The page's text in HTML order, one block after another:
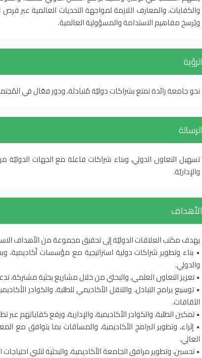
والكفايات، والمعارف اللازمة لمواجهة التحديات العالمية عبر فرص
ويُرسخ مفاهيم الاستدامة والمسؤولية العالمية.
الرؤية
نحو جامعة رائدة تمتع بشراكات دوليّة مُتبادلة، ودور فعّال في
الرسالة
تسهيل التعاون الدولي، وبناء شراكات فاعلة مع الجهات الدوليّة من
والإداريّة.
الأهداف
يهدف مكتب العلاقات الدوليّة إلى تحقيق مجموعة من الأهداف
• بناء وتطوير شراكات دولية استراتيجية مع مؤسسات أكاديمية،
والدولي.
• تعزيز التعاون العلمي، والبحثي من خلال مشاريع بحثية مشتركة،
• توسيع برامج التبادل، والتنقل الأكاديمي للطلبة، والكوادر
الثقافات.
• تمكين الطلبة، والكوادر الأكاديمية، والإدارية، ورفع كفاياتهم
• إثراء، وتطوير البرامج الأكاديمية، والمساقات بما يتوافق مع
العالي.
• تحسين، وتطوير مرافق الجامعة الأكاديمية، والبحثية لتلبي